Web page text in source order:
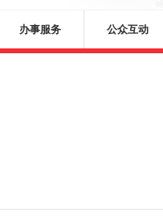
办事服务 公众互动